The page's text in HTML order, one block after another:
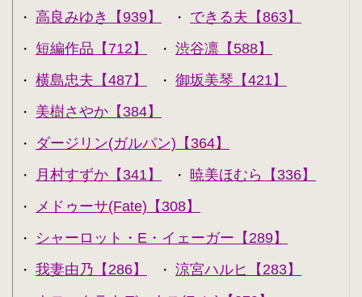
・ 高良みゆき【939】 ・ できる夫【863】
・ 短編作品【712】 ・ 渋谷凛【588】
・ 横島忠夫【487】 ・ 御坂美琴【421】
・ 美樹さやか【384】
・ ダージリン(ガルパン)【364】
・ 月村すずか【341】 ・ 暁美ほむら【336】
・ メドゥーサ(Fate)【308】
・ シャーロット・E・イェーガー【289】
・ 我妻由乃【286】 ・ 涼宮ハルヒ【283】